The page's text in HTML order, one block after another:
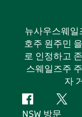
뉴사우스웨
호주 원주민
로 인정하고
스웨일즈주
자
페
지
NSW 방문